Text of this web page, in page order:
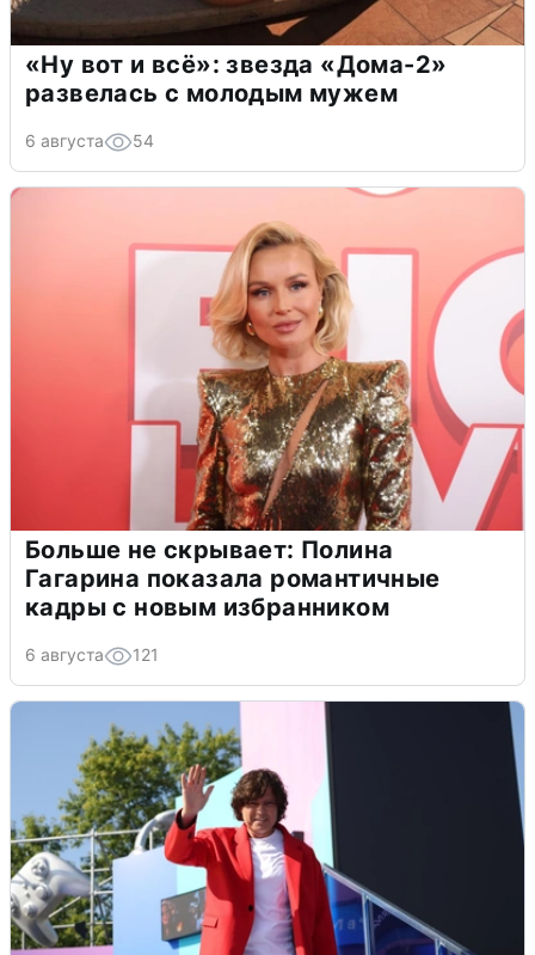
«Ну вот и всё»: звезда «Дома-2»
развелась с молодым мужем
6 августа 54
Больше не скрывает: Полина
Гагарина показала романтичные
кадры с новым избранником
6 августа 121